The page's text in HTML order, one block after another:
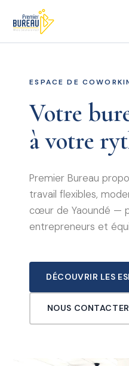
ESPACE DE
Votre
à votre
Premier Bureau
travail flexibles,
cœur de Yaoundé —
entrepreneurs et
DÉCOUVRIR LES
NOUS CONTACTER